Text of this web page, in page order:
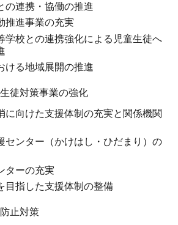
の連携・協働の推進
推進事業の充実
学校との連携強化による児童生徒へ
ける地域展開の推進
徒対策事業の強化
に向けた支援体制の充実と関係機関
センター（かけはし・ひだまり）の
ターの充実
目指した支援体制の整備
止対策